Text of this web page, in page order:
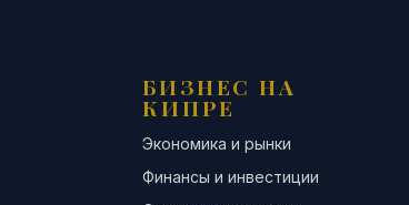
БИЗНЕС НА
КИПРЕ
Экономика и рынки
Финансы и инвестиции